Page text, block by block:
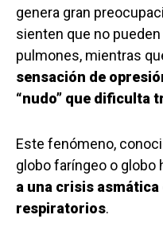
genera gran
sienten que no
pulmones, mientras
sensación de
“nudo” que dificulta
Este fenómeno,
globo faríngeo o globo
a una crisis
respiratorios.